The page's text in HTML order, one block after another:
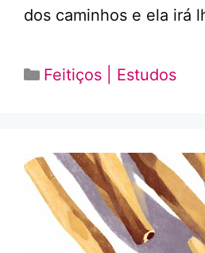
dos caminhos e ela irá
Categorias
Feitiços | Estudos